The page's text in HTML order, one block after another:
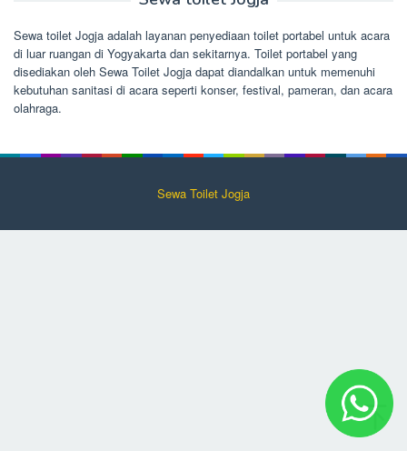
Sewa toilet Jogja adalah layanan penyediaan toilet portabel untuk acara
di luar ruangan di Yogyakarta dan sekitarnya. Toilet portabel yang
disediakan oleh Sewa Toilet Jogja dapat diandalkan untuk memenuhi
kebutuhan sanitasi di acara seperti konser, festival, pameran, dan acara
olahraga.
Sewa Toilet Jogja